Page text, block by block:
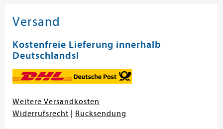
Versand
Kostenfreie Lieferung innerhalb
Deutschlands!
Weitere Versandkosten
Widerrufsrecht
Rücksendung